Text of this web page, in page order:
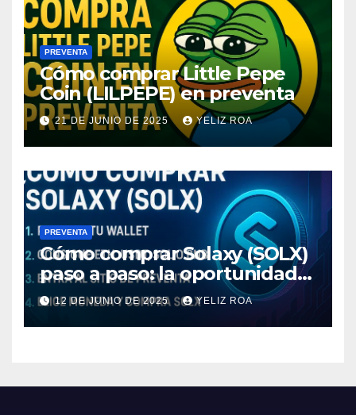
PREVENTA
Cómo comprar Little Pepe
Coin (LILPEPE) en preventa
21 DE JUNIO DE 2025 YELIZ ROA
PREVENTA
Cómo comprar Solaxy (SOLX)
paso a paso: la oportunidad
cripto del momento
12 DE JUNIO DE 2025 YELIZ ROA